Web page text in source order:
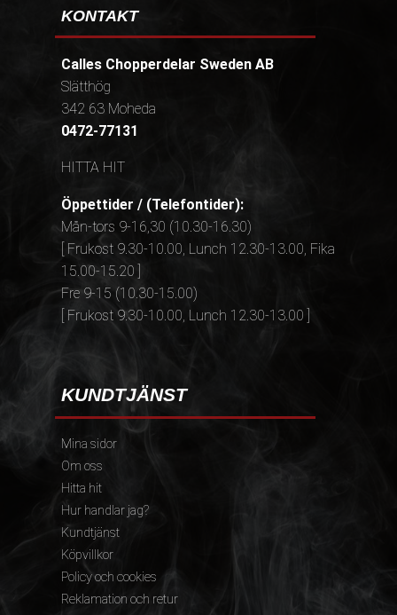
KONTAKT
Calles Chopperdelar Sweden AB
Slätthög
342 63 Moheda
0472-77131
HITTA HIT
Öppettider / (Telefontider):
Mån-tors 9-16,30 (10.30-16.30)
[ Frukost 9.30-10.00, Lunch 12.30-13.00, Fika
15.00-15.20 ]
Fre 9-15 (10.30-15.00)
[ Frukost 9.30-10.00, Lunch 12.30-13.00 ]
KUNDTJÄNST
Mina sidor
Om oss
Hitta hit
Hur handlar jag?
Kundtjänst
Köpvillkor
Policy och cookies
Reklamation och retur